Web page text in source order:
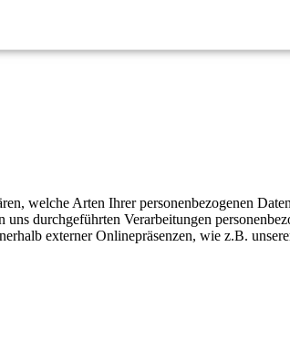
welche Arten Ihrer personenbezogenen
durchgeführten Verarbeitungen
externer Onlinepräsenzen, wie z.B.